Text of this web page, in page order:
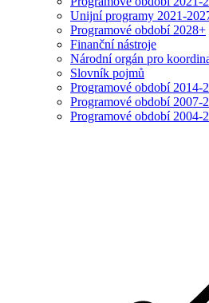
Unijní programy 2021-
Programové období 2028+
Finanční nástroje
Národní orgán pro
Slovník pojmů
Programové období 2014-
Programové období 2007-
Programové období 2004-